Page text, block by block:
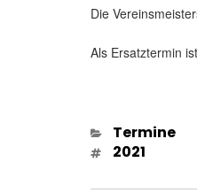
Die
Als Ersatztermin
Kategorien
Termine
Schlagwörter
2021